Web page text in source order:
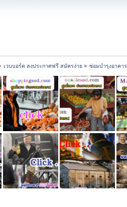
เวบบอร์ด ลงประกาศฟรี สมัครง่าย » ซ่อมบำรุงอาคา